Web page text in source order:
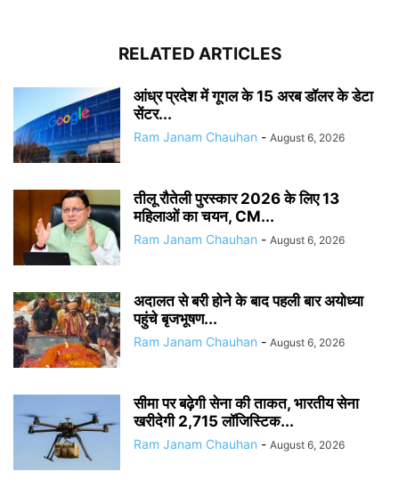
RELATED ARTICLES
आंध्र प्रदेश में गूगल के 15 अरब डॉलर के डेटा
सेंटर...
Ram Janam Chauhan - August 6, 2026
तीलू रौतेली पुरस्कार 2026 के लिए 13
महिलाओं का चयन, CM...
Ram Janam Chauhan - August 6, 2026
अदालत से बरी होने के बाद पहली बार अयोध्या
पहुंचे बृजभूषण...
Ram Janam Chauhan - August 6, 2026
सीमा पर बढ़ेगी सेना की ताकत, भारतीय सेना
खरीदेगी 2,715 लॉजिस्टिक...
Ram Janam Chauhan - August 6, 2026